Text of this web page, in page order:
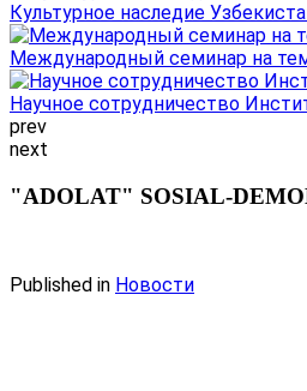
Культурное наследие
Международный семинар на
Научное сотрудничество
prev
next
"ADOLAT" SOSIAL-
Published in Новости